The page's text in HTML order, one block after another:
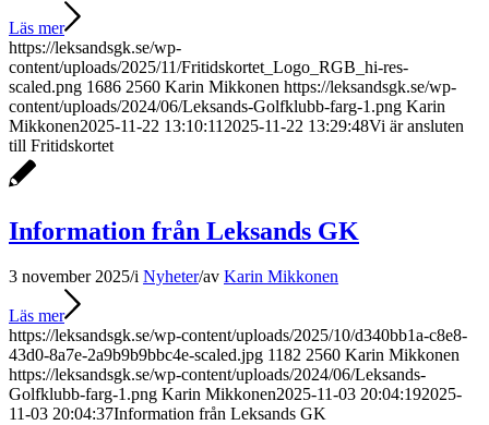
Läs mer
https://leksandsgk.se/wp-
content/uploads/2025/11/Fritidskortet_Logo_RGB_hi-res-
scaled.png 1686 2560 Karin Mikkonen https://leksandsgk.se/wp-
content/uploads/2024/06/Leksands-Golfklubb-farg-1.png Karin
Mikkonen2025-11-22 13:10:11 2025-11-22 13:29:48Vi är ansluten
till Fritidskortet
Information från Leksands GK
3 november 2025/i Nyheter/av Karin Mikkonen
Läs mer
https://leksandsgk.se/wp-content/uploads/2025/10/d340bb1a-c8e8-
43d0-8a7e-2a9b9b9bbc4e-scaled.jpg 1182 2560 Karin Mikkonen
https://leksandsgk.se/wp-content/uploads/2024/06/Leksands-
Golfklubb-farg-1.png Karin Mikkonen2025-11-03 20:04:192025-
11-03 20:04:37Information från Leksands GK